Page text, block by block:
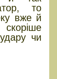
то
вже й
чи